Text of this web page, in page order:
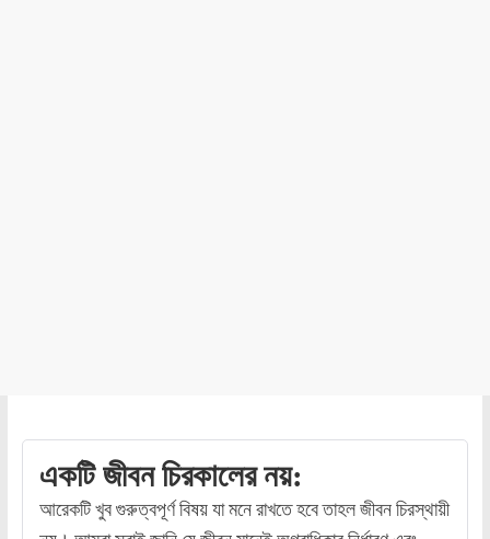
একটি জীবন চিরকালের নয়:
আরেকটি খুব গুরুত্বপূর্ণ বিষয় যা মনে রাখতে হবে তাহল জীবন চিরস্থায়ী